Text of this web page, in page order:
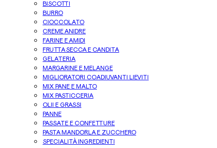
BISCOTTI
BURRO
CIOCCOLATO
CREME ANIDRE
FARINE E AMIDI
FRUTTA SECCA E CANDITA
GELATERIA
MARGARINE E MELANGE
MIGLIORATORI COADIUVANTI LIEVITI
MIX PANE E MALTO
MIX PASTICCERIA
OLII E GRASSI
PANNE
PASSATE E CONFETTURE
PASTA MANDORLA E ZUCCHERO
SPECIALITÀ INGREDIENTI